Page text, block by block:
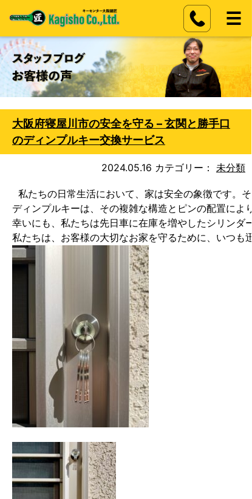
大阪府寝屋川市の安全を守る – 玄関と勝手口
のディンプルキー交換サービス
2024.05.16 カテゴリー： 未分類
私たちの日常生活において、家は安全の象徴です。
ディンプルキーは、その複雑な構造とピンの配置に
幸いにも、私たちは先日車に在庫を増やしたシリン